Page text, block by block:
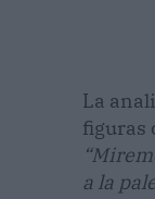
La
figuras
a la